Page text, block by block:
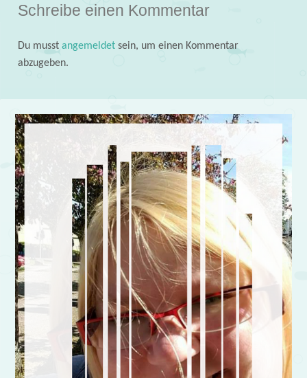
Schreibe einen Kommentar
Du musst angemeldetsein, um einen Kommentar
abzugeben.